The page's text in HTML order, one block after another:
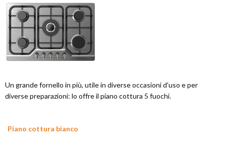
Un grande fornello in più, utile in diverse occasioni d'uso e per
diverse preparazioni: lo offre il piano cottura 5 fuochi.
Piano cottura bianco